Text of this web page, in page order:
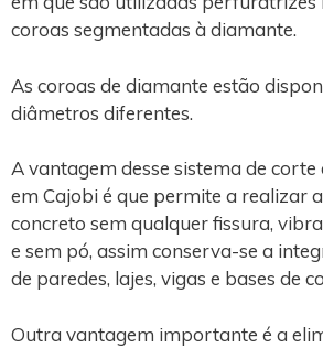
coroas segmentadas à diamante.
As coroas de diamante estão
diâmetros diferentes.
A vantagem desse sistema de
em Cajobi é que permite a realizar
concreto sem qualquer fissura,
e sem pó, assim conserva-se a
de paredes, lajes, vigas e bases de
Outra vantagem importante é a